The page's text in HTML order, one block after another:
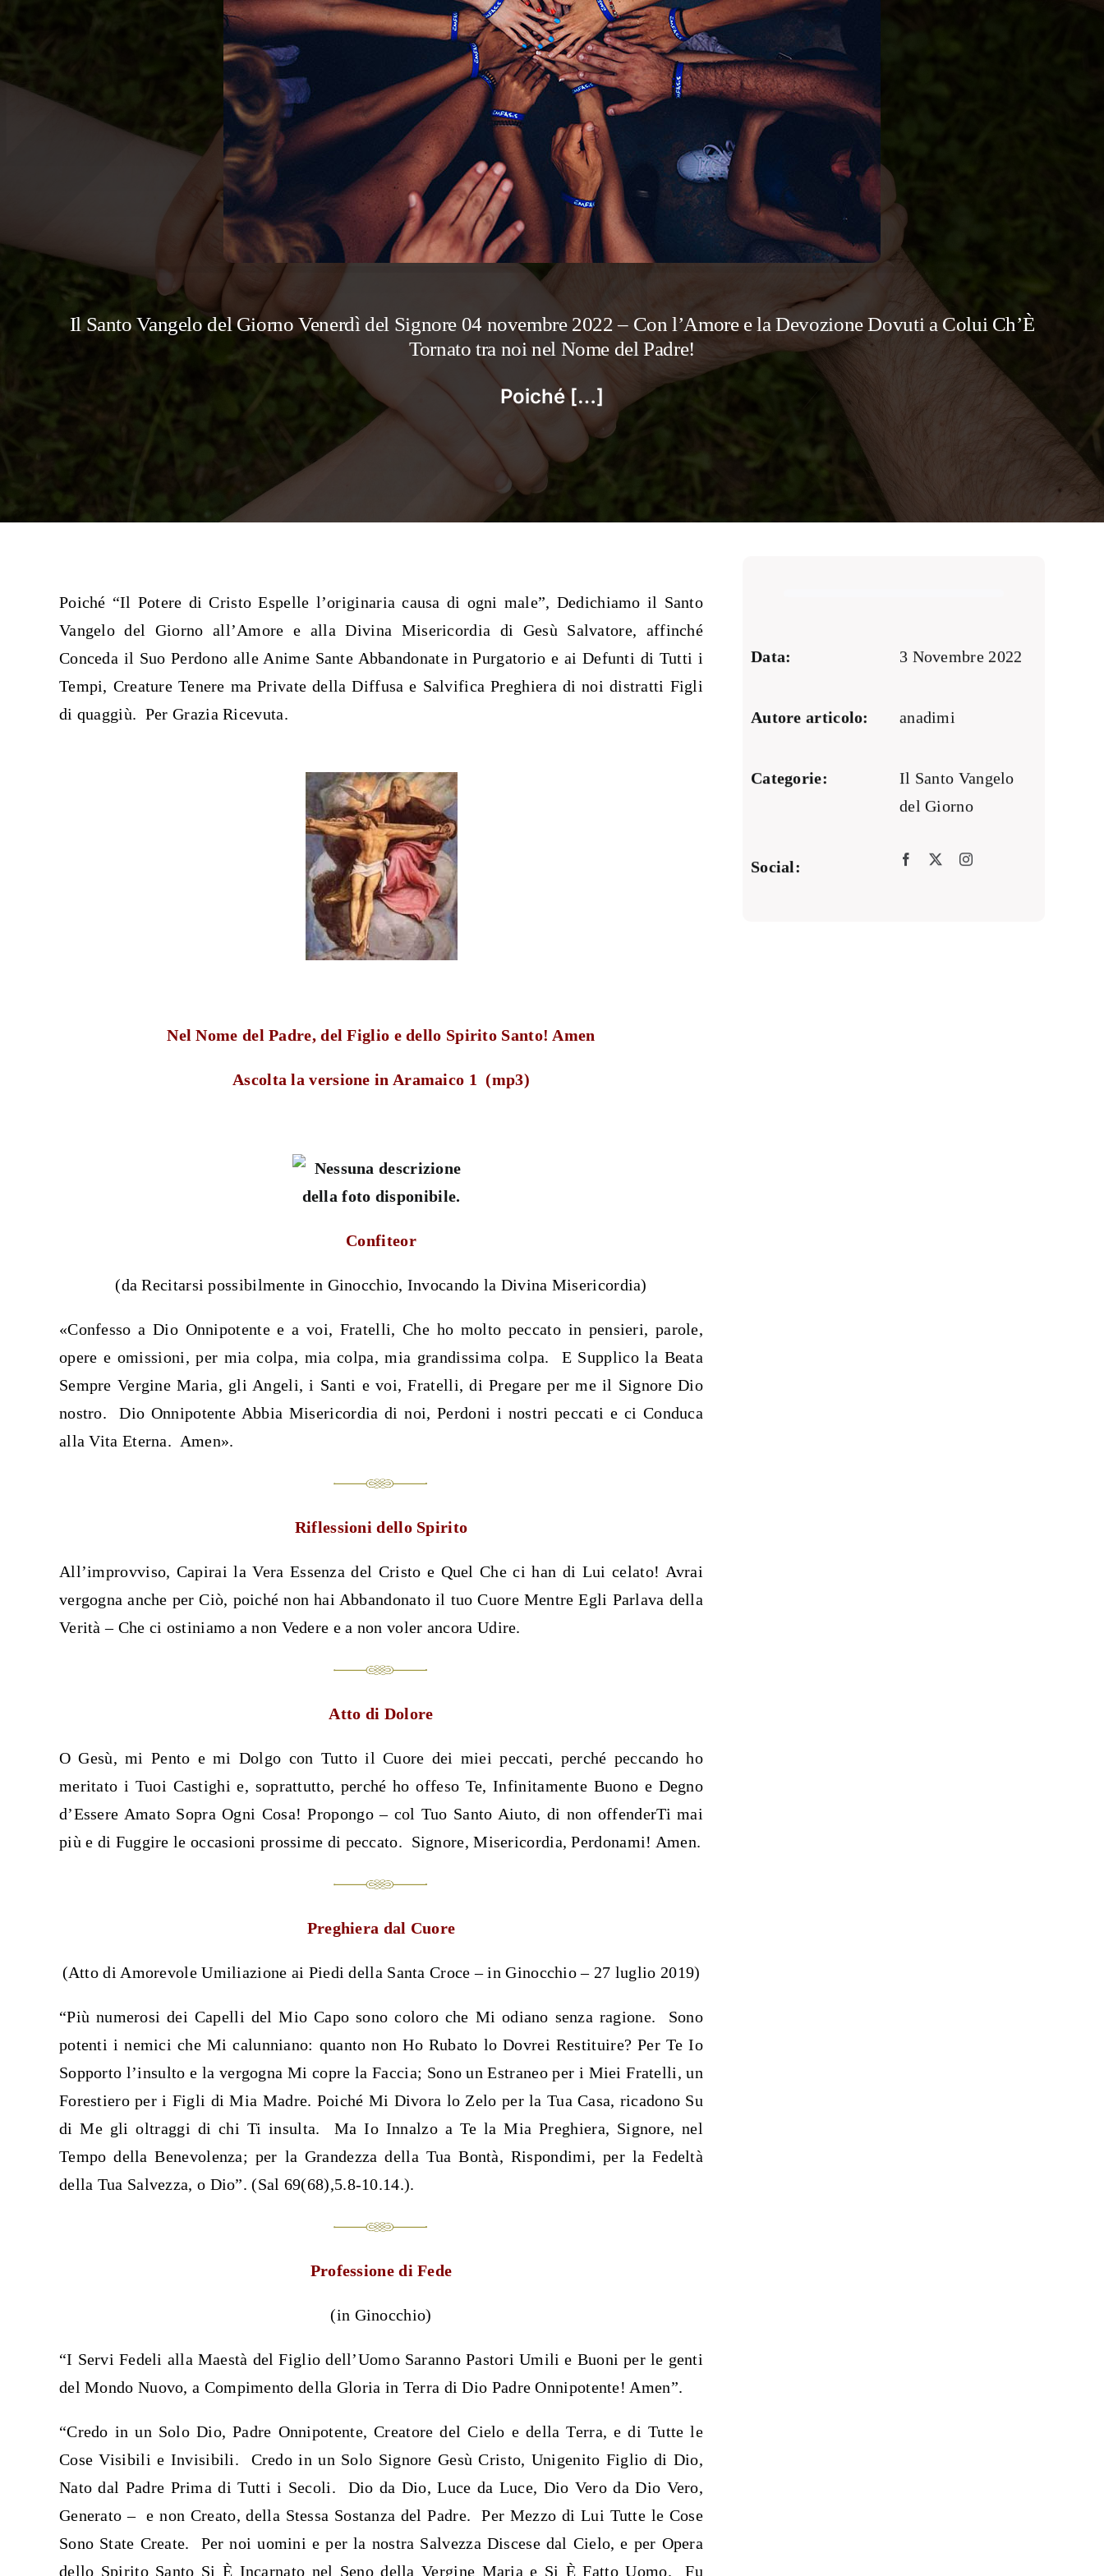
Il Santo Vangelo del Giorno Venerdì del Signore 04 novembre 2022 – Con l’Amore e la Devozione Dovuti a Colui Ch’È
Tornato tra noi nel Nome del Padre!
Poiché […]
Poiché “Il Potere di Cristo Espelle l’originaria causa di ogni male”, Dedichiamo il Santo
Vangelo del Giorno all’Amore e alla Divina Misericordia di Gesù Salvatore, affinché
Conceda il Suo Perdono alle Anime Sante Abbandonate in Purgatorio e ai Defunti di Tutti i
Tempi, Creature Tenere ma Private della Diffusa e Salvifica Preghiera di noi distratti Figli
di quaggiù. Per Grazia Ricevuta.
Nel Nome del Padre, del Figlio e dello Spirito Santo! Amen
Ascolta la versione in Aramaico 1 (mp3)
Confiteor
(da Recitarsi possibilmente in Ginocchio, Invocando la Divina Misericordia)
«Confesso a Dio Onnipotente e a voi, Fratelli, Che ho molto peccato in pensieri, parole,
opere e omissioni, per mia colpa, mia colpa, mia grandissima colpa. E Supplico la Beata
Sempre Vergine Maria, gli Angeli, i Santi e voi, Fratelli, di Pregare per me il Signore Dio
nostro. Dio Onnipotente Abbia Misericordia di noi, Perdoni i nostri peccati e ci Conduca
alla Vita Eterna. Amen».
Riflessioni dello Spirito
All’improvviso, Capirai la Vera Essenza del Cristo e Quel Che ci han di Lui celato! Avrai
vergogna anche per Ciò, poiché non hai Abbandonato il tuo Cuore Mentre Egli Parlava della
Verità – Che ci ostiniamo a non Vedere e a non voler ancora Udire.
Atto di Dolore
O Gesù, mi Pento e mi Dolgo con Tutto il Cuore dei miei peccati, perché peccando ho
meritato i Tuoi Castighi e, soprattutto, perché ho offeso Te, Infinitamente Buono e Degno
d’Essere Amato Sopra Ogni Cosa! Propongo – col Tuo Santo Aiuto, di non offenderTi mai
più e di Fuggire le occasioni prossime di peccato. Signore, Misericordia, Perdonami! Amen.
Preghiera dal Cuore
(Atto di Amorevole Umiliazione ai Piedi della Santa Croce – in Ginocchio – 27 luglio 2019)
“Più numerosi dei Capelli del Mio Capo sono coloro che Mi odiano senza ragione. Sono
potenti i nemici che Mi calunniano: quanto non Ho Rubato lo Dovrei Restituire? Per Te Io
Sopporto l’insulto e la vergogna Mi copre la Faccia; Sono un Estraneo per i Miei Fratelli, un
Forestiero per i Figli di Mia Madre. Poiché Mi Divora lo Zelo per la Tua Casa, ricadono Su
di Me gli oltraggi di chi Ti insulta. Ma Io Innalzo a Te la Mia Preghiera, Signore, nel
Tempo della Benevolenza; per la Grandezza della Tua Bontà, Rispondimi, per la Fedeltà
della Tua Salvezza, o Dio”. (Sal 69(68),5.8-10.14.).
Professione di Fede
(in Ginocchio)
“I Servi Fedeli alla Maestà del Figlio dell’Uomo Saranno Pastori Umili e Buoni per le genti
del Mondo Nuovo, a Compimento della Gloria in Terra di Dio Padre Onnipotente! Amen”.
“Credo in un Solo Dio, Padre Onnipotente, Creatore del Cielo e della Terra, e di Tutte le
Cose Visibili e Invisibili. Credo in un Solo Signore Gesù Cristo, Unigenito Figlio di Dio,
Nato dal Padre Prima di Tutti i Secoli. Dio da Dio, Luce da Luce, Dio Vero da Dio Vero,
Generato – e non Creato, della Stessa Sostanza del Padre. Per Mezzo di Lui Tutte le Cose
Sono State Create. Per noi uomini e per la nostra Salvezza Discese dal Cielo, e per Opera
dello Spirito Santo Si È Incarnato nel Seno della Vergine Maria e Si È Fatto Uomo. Fu
Data: 3 Novembre 2022
Autore articolo: anadimi
Categorie:
Il Santo Vangelo
del Giorno
Social: